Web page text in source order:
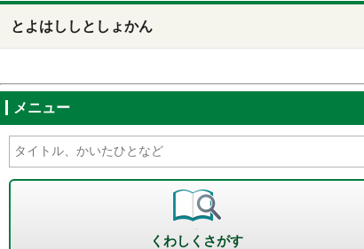
とよはししとしょかん
メニュー
くわしくさがす